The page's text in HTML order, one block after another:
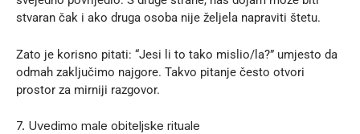
stvaran čak i ako druga osoba nije željela napraviti štetu.
Zato je korisno pitati: “Jesi li to tako mislio/la?” umjesto da
odmah zaključimo najgore. Takvo pitanje često otvori
prostor za mirniji razgovor.
7. Uvedimo male obiteljske rituale